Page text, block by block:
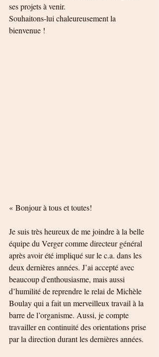
ses projets à venir.
Souhaitons-lui chaleureusement la
bienvenue !
« Bonjour à tous et toutes!
Je suis très heureux de me joindre à la belle
équipe du Verger comme directeur général
après avoir été impliqué sur le c.a. dans les
deux dernières années. J’ai accepté avec
beaucoup d'enthousiasme, mais aussi
d’humilité de reprendre le relai de Michèle
Boulay qui a fait un merveilleux travail à la
barre de l’organisme. Aussi, je compte
travailler en continuité des orientations prise
par la direction durant les dernières années.